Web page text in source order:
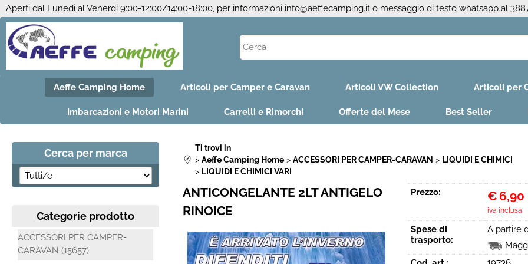
Aperti dal Lunedi al Venerdi 9:00-12:00/14:00-18:00, per informazioni info@aeffecamping.it o messaggio di testo whatsapp al
Per
poi
Aeffe Camping Home Articoli per Camper e Caravan Articoli VW Collection Articoli per
Imbarcazioni e Motori Marini Carrelli e Rimorchi Offerte del Mese Best Seller
Cerca per marca
Categorie prodotto
ACCESSORI PER CAMPER-
CARAVAN (15657)
Ti trovi in
Aeffe Camping Home
ACCESSORI PER CAMPER-CARAVAN
LIQUIDI E CHIMICI
LIQUIDI E CHIMICI VARI
ANTICONGELANTE 2LT ANTIGELO
RINOICE
Prezzo: € 6,90
iva inclusa
Spese di
trasporto:
A partire